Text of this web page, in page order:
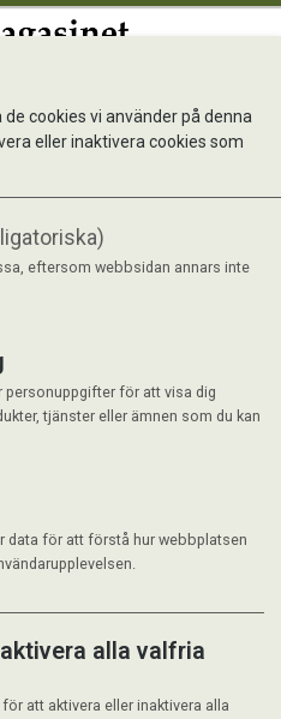
20 gr
cookies vi använder på denna
eller inaktivera cookies som
eftersom webbsidan annars inte
personuppgifter för att visa dig
tjänster eller ämnen som du kan
data för att förstå hur webbplatsen
alla valfria
att aktivera eller inaktivera alla